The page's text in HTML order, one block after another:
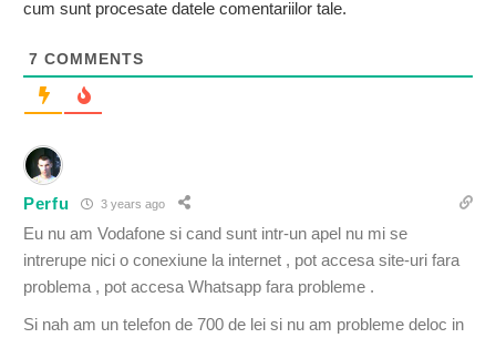
cum sunt procesate datele comentariilor tale.
7 COMMENTS
Perfu 3 years ago
Eu nu am Vodafone si cand sunt intr-un apel nu mi se
intrerupe nici o conexiune la internet , pot accesa site-uri fara
problema , pot accesa Whatsapp fara probleme .
Si nah am un telefon de 700 de lei si nu am probleme deloc in